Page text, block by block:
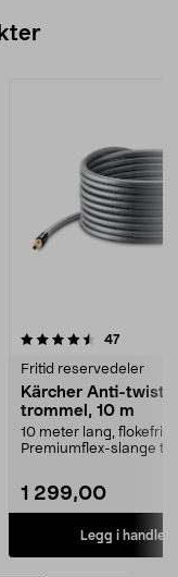
47
Fritid reservedeler
Kärcher Anti-twist,
trommel, 10 m
10 meter lang, flokefri
Premiumflex-slange til
1 299,00
Legg i